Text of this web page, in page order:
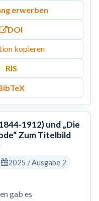
erwerben
DOI
kopieren
RIS
1912) und „Die
Zum Titelbild
2025 / Ausgabe 2
gab es